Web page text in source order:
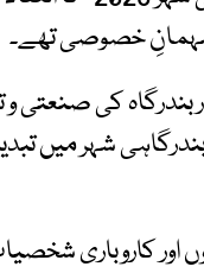
مہمانِ خصوصی تھے۔
کی صنعتی و
شہر میں
اور کاروباری